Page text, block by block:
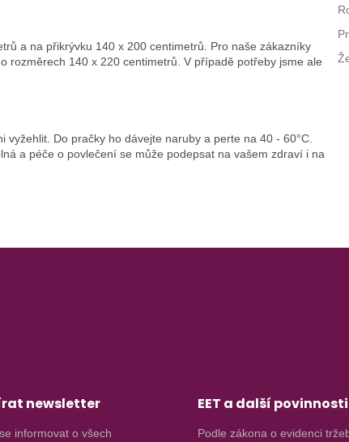
a na přikrývku 140 x 200 centimetrů. Pro naše zákazníky
rozměrech 140 x 220 centimetrů. V případě potřeby jsme ale
Do pračky ho dávejte naruby a perte na 40 - 60°C.
a péče o povlečení se může podepsat na vašem zdraví i na
newsletter
informovat o všech
EET a další povinnosti
Podle zákona o evidenci